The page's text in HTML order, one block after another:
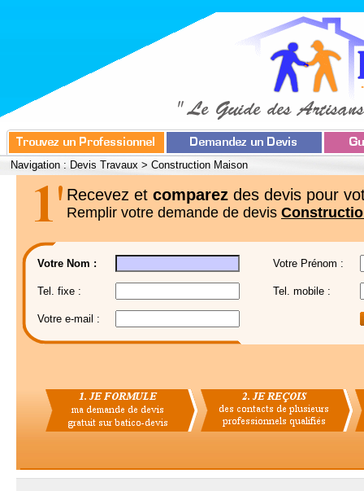
Navigation : Devis Travaux > Construction Maison
Recevez et comparez des devis pour
Remplir votre demande de devis
Votre Nom : Votre Prénom :
Tel. fixe : Tel. mobile :
Votre e-mail :